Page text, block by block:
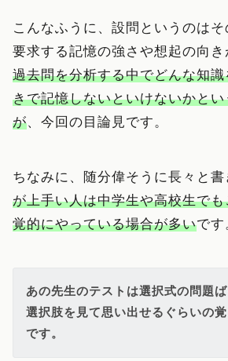
こんなふうに、設問というのは
要求する記憶の強さや想起の向き
過去問を分析する中でどんな知
きで記憶しないといけないかと
が、今回の目論見です。
ちなみに、随分偉そうに長々と
が上手い人は中学生や高校生で
覚的にやっている場合が多いです
あの先生のテストは選択式の問題ば
選択肢を見て思い出せるぐらいの
です。